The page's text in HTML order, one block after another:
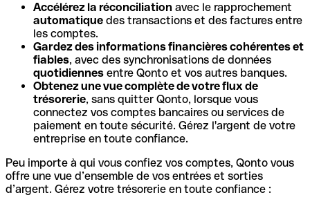
Accélérez la réconciliation avec le rapprochement
automatique des transactions et des factures entre
les comptes.
Gardez des informations financières cohérentes et
fiables, avec des synchronisations de données
quotidiennes entre Qonto et vos autres banques.
Obtenez une vue complète de votre flux de
trésorerie, sans quitter Qonto, lorsque vous
connectez vos comptes bancaires ou services de
paiement en toute sécurité. Gérez l'argent de votre
entreprise en toute confiance.
Peu importe à qui vous confiez vos comptes, Qonto vous
offre une vue d’ensemble de vos entrées et sorties
d’argent. Gérez votre trésorerie en toute confiance :